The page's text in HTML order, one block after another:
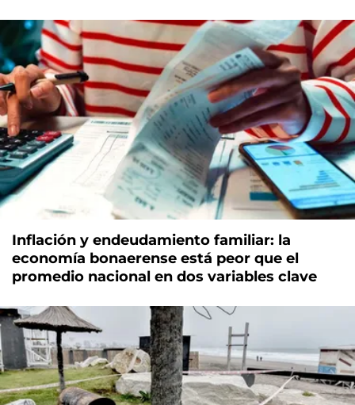
Inflación y endeudamiento familiar: la
economía bonaerense está peor que el
promedio nacional en dos variables clave